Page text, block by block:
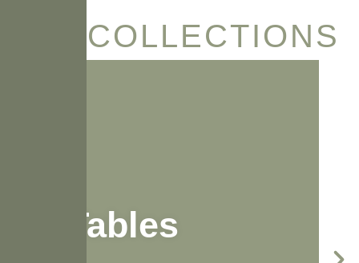
LES COLLECTIONS
Tables